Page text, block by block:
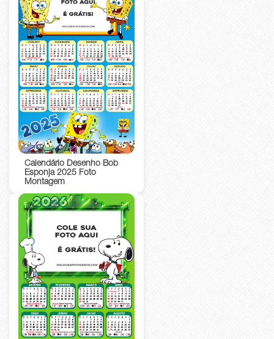
Calendário Desenho Bob
Esponja 2025 Foto
Montagem